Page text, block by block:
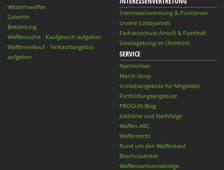
Westernwaffen
Zubehör
Bekleidung
Waffensuche - Kaufgesuch aufgeben
Waffenverkauf - Verkaufsangebot
aufgeben
Interessenvertretung & Positionen
Unsere Lobbyarbeit
Fachausschuss Airsoft & Paintball
Gesetzgebung im Überblick
SERVICE
Nachrichten
Merch-Shop
Vorteilsangebote für Mitglieder
Fortbildungsangebote
PROGUN Blog
Jobbörse und Nachfolge
Waffen-ABC
Waffenrecht
Rund um den Waffenkauf
Beschussämter
Waffensachverständige